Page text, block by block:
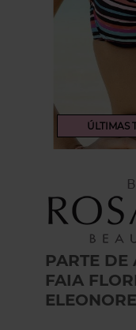
PARTE
FAIA
beginning
images
gallery
ÚLTIMAS